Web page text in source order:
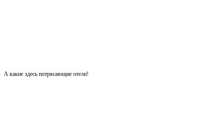
А какие здесь потрясающие отели!